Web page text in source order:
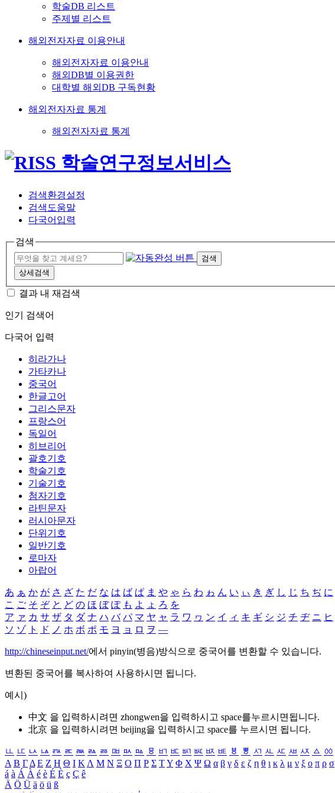
학술DB 리스트
주제별 리스트
해외전자자료 이용안내
해외전자자료 이용안내
해외DB별 이용권한
대학별 해외DB 구독현황
해외전자자료 통계
해외전자자료 통계
검색환경설정
검색도움말
다국어입력
검색
검색
상세검색
결과 내 재검색
인기 검색어
다국어 입력
히라가나
가타카나
중국어
한글고어
그리스문자
프랑스어
독일어
히브리어
괄호기호
학술기호
기술기호
첨자기호
라틴문자
러시아문자
단위기호
일반기호
로마자
아랍어
あ ぁ か が さ ざ た だ な は ば ぱ ま や ゃ ら わ ゎ ん い ぃ き ぎ し じ ち ぢ に
こ ご そ ぞ と ど の ほ ぼ ぽ も よ ょ ろ を
ア ァ カ サ ザ タ ダ ナ ハ バ パ マ ヤ ャ ラ ワ ヮ ン イ ィ キ ギ シ ジ チ ヂ ニ ヒ
ソ ゾ ト ド ノ ホ ボ ポ モ ヨ ョ ロ ヲ ―
http://chineseinput.net/에서 pinyin(병음)방식으로 중국어를 변환할 수 있습니다.
변환된 중국어를 복사하여 사용하시면 됩니다.
예시)
中文 을 입력하시려면 zhongwen을 입력하시고 space를누르시면됩니다.
北京 을 입력하시려면 beijing을 입력하시고 space를 누르시면 됩니다.
ㅥ ㅦ ㅧ ㅨ ㅩ ㅪ ㅫ ㅬ ㅭ ㅮ ㅯ ㅰ ㅱ ㅲ ㅳ ㅴ ㅵ ㅶ ㅷ ㅸ ㅹ ㅺ ㅻ ㅼ ㅽ ㅾ ㅿ ㆀ
Α Β ΓΔ Ε Ζ Η Θ Ι ΚΛ Μ Ν Ξ Ο Π Ρ Σ ΤΥ Φ Χ Ψ Ω α β γ δ ε ζ η θ ι κ λ μ ν ξ ο π ρ σ
á à Á À é è É È ç Ç ê
Ä Ö Ü ä ö ü ß